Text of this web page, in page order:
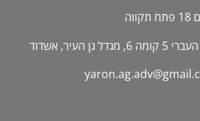
גן העיר, אשדוד